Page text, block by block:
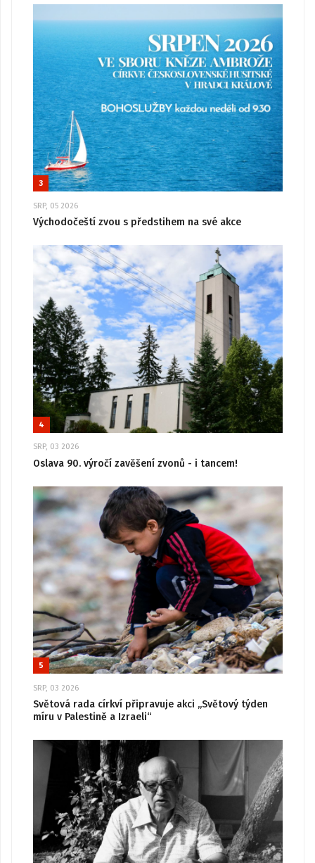
3
SRP, 05 2026
Východočeští zvou s předstihem na své akce
4
SRP, 03 2026
Oslava 90. výročí zavěšení zvonů - i tancem!
5
SRP, 03 2026
Světová rada církví připravuje akci „Světový týden
míru v Palestině a Izraeli“